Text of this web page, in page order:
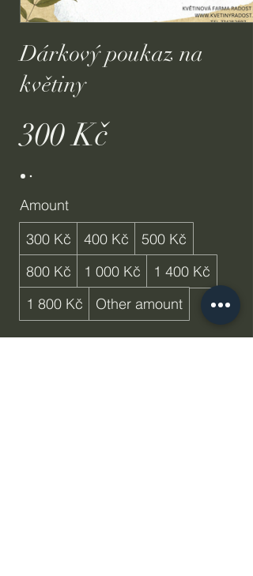
Dárkový poukaz na
květiny
300 Kč
Amount
300 Kč
400 Kč
500 Kč
800 Kč
1 000 Kč
1 400 Kč
1 800 Kč
Other amount